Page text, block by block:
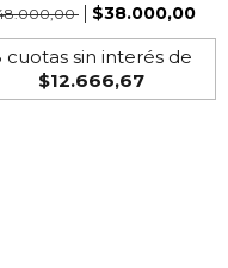
$38.000,00
cuotas sin interés de
$12.666,67